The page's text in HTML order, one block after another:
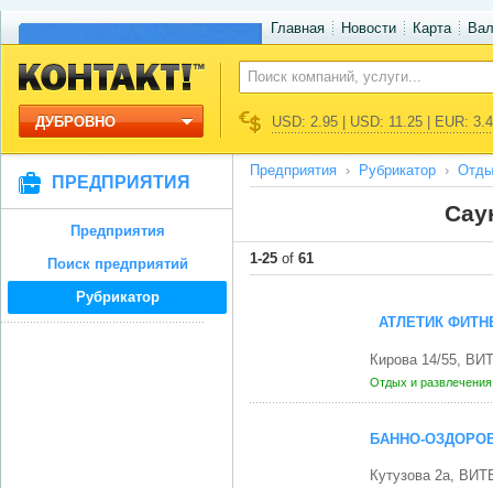
Главная Новости Карта
ДУБРОВНО USD: 2.95 | USD: 11.25 | EUR:
ПРЕДПРИЯТИЯ
Предприятия
Поиск предприятий
Рубрикатор
Предприятия Рубрикатор
1-25 of 61
АТЛЕТИК
Кирова 14/55,
Отдых и
БАННО-
Кутузова 2а,